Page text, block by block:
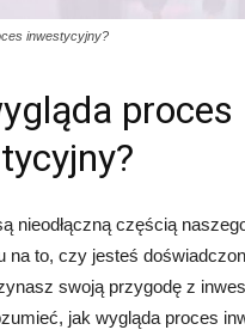
inwestycyjny?
proces
nieodłączną częścią
na to, czy jesteś
swoją przygodę z
jak wygląda proces